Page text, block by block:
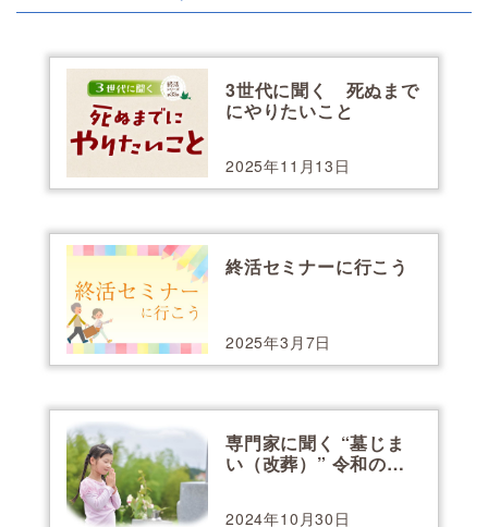
3世代に聞く 死ぬまで
にやりたいこと
2025年11月13日
終活セミナーに行こう
2025年3月7日
専門家に聞く “墓じま
い（改葬）” 令和のお
2024年10月30日